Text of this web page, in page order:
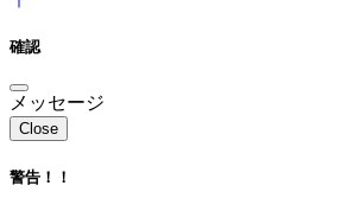
確認
メッセージ
Close
警告！！